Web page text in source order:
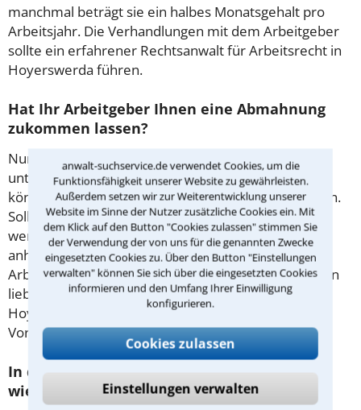
anwalt-suchservice.de verwendet Cookies, um die
Funktionsfähigkeit unserer Website zu gewährleisten.
Außerdem setzen wir zur Weiterentwicklung unserer
Website im Sinne der Nutzer zusätzliche Cookies ein. Mit
dem Klick auf den Button "Cookies zulassen" stimmen Sie
der Verwendung der von uns für die genannten Zwecke
eingesetzten Cookies zu. Über den Button "Einstellungen
verwalten" können Sie sich über die eingesetzten Cookies
informieren und den Umfang Ihrer Einwilligung
konfigurieren.
Cookies zulassen
Einstellungen verwalten
manchmal beträgt sie ein halbes Monatsgehalt pro
Arbeitsjahr. Die Verhandlungen mit dem Arbeitgeber
sollte ein erfahrener Rechtsanwalt für Arbeitsrecht in
Hoyerswerda führen.
Hat Ihr Arbeitgeber Ihnen eine Abmahnung
zukommen lassen?
Nur Verhaltensweisen, die Ihrem freien Willen
unterliegen, dürfen davon betroffen sein. Ein Grund
können etwa private Telefonate am Arbeitsplatz sein.
Soll der Vorfall in Ihre Personalakte eingetragen
werden, muss der Chef sich vorher Ihre Version
anhören. Ändern Sie Ihr Verhalten nicht, wird Ihr
Arbeitsverhältnis vielleicht schneller enden, als Ihnen
lieb ist. Mit dem richtigen Anwalt für Arbeitsrecht in
Hoyerswerda an Ihrer Seite können Sie sich gegen
Vorwürfe des Chefs verteidigen!
In deutschen Betrieben kommt es immer
wieder zu Mobbing.